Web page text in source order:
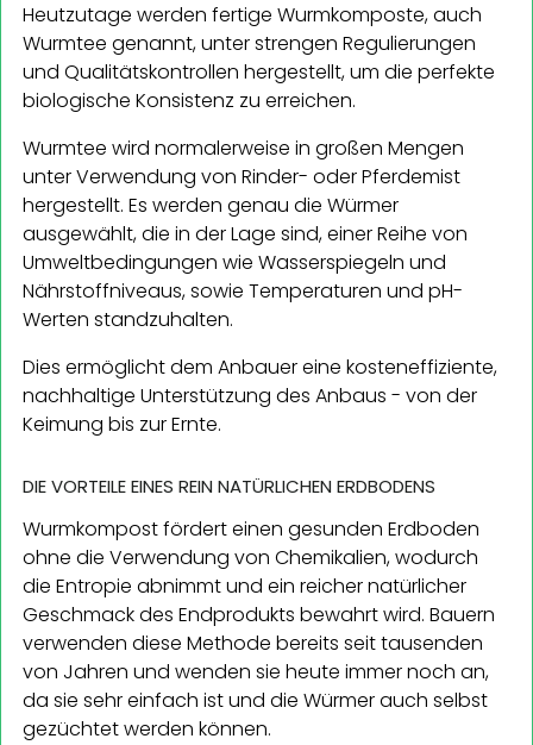
Heutzutage werden fertige Wurmkomposte, auch
Wurmtee genannt, unter strengen Regulierungen
und Qualitätskontrollen hergestellt, um die perfekte
biologische Konsistenz zu erreichen.
Wurmtee wird normalerweise in großen Mengen
unter Verwendung von Rinder- oder Pferdemist
hergestellt. Es werden genau die Würmer
ausgewählt, die in der Lage sind, einer Reihe von
Umweltbedingungen wie Wasserspiegeln und
Nährstoffniveaus, sowie Temperaturen und pH-
Werten standzuhalten.
Dies ermöglicht dem Anbauer eine kosteneffiziente,
nachhaltige Unterstützung des Anbaus - von der
Keimung bis zur Ernte.
DIE VORTEILE EINES REIN NATÜRLICHEN ERDBODENS
Wurmkompost fördert einen gesunden Erdboden
ohne die Verwendung von Chemikalien, wodurch
die Entropie abnimmt und ein reicher natürlicher
Geschmack des Endprodukts bewahrt wird. Bauern
verwenden diese Methode bereits seit tausenden
von Jahren und wenden sie heute immer noch an,
da sie sehr einfach ist und die Würmer auch selbst
gezüchtet werden können.